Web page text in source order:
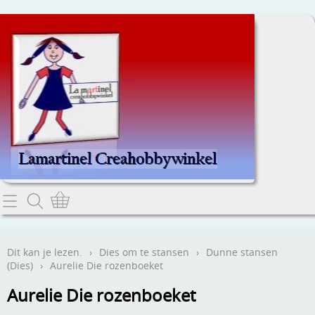
Home
Contact
Webwinkel
Dit kan je lezen. › Dies om te stansen › Dunne stansen
(Dies) › Aurelie Die rozenboeket
Aurelie Die rozenboeket